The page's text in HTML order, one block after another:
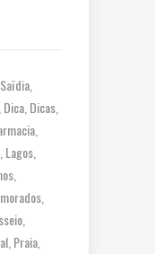
Dica Dicas
Lagos
Praia